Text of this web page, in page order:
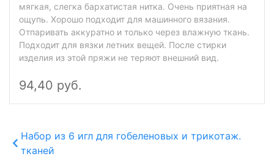
мягкая, слегка бархатистая нитка. Очень приятная на
ощупь. Хорошо подходит для машинного вязания.
Отпаривать аккуратно и только через влажную ткань.
Подходит для вязки летних вещей. После стирки
изделия из этой пряжи не теряют внешний вид.
94,40 руб.
Набор из 6 игл для гобеленовых и трикотаж.
тканей